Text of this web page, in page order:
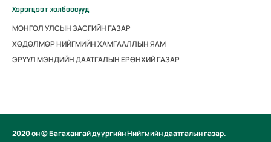
Хэрэгцээт холбоосууд
МОНГОЛ УЛСЫН ЗАСГИЙН ГАЗАР
ХӨДӨЛМӨР НИЙГМИЙН ХАМГААЛЛЫН ЯАМ
ЭРҮҮЛ МЭНДИЙН ДААТГАЛЫН ЕРӨНХИЙ ГАЗАР
2020 он © Багахангай дүүргийн Нийгмийн даатгалын газар.